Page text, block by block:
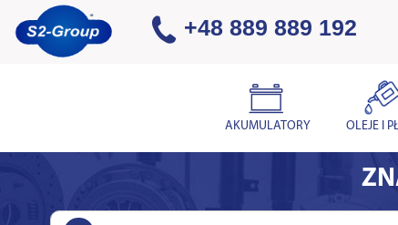
+48 889 889 192
AKUMULATORY OLEJE I